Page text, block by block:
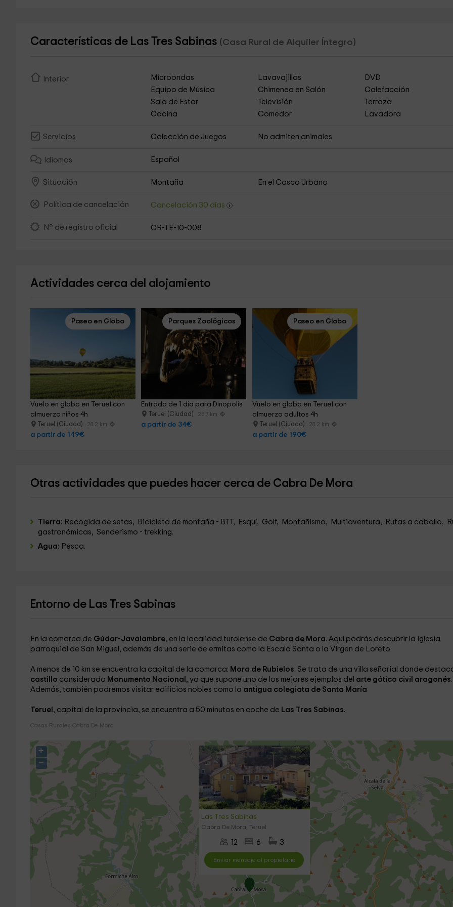
Características de Las Tres Sabinas (Casa Rural de Alquiler Íntegro)
Interior Microondas Lavavajillas
DVD
Equipo de Música
Chimenea en Salón
Calefacción
Sala de Estar
Televisión
Terraza
Cocina
Comedor Lavadora
Servicios Colección de Juegos No admiten animales
Idiomas Español
Situación Montaña En el Casco Urbano
Política de cancelación Cancelación 30 días
Nº de registro oficial CR-TE-10-008
Actividades cerca del alojamiento
Paseo en Globo
Vuelo en globo en Teruel con
almuerzo niños 4h
Teruel (Ciudad) 28.2 km
a partir de 149€
Parques Zoológicos
Entrada de 1 día para Dinopolis
Teruel (Ciudad) 25.7 km
a partir de 34€
Paseo en Globo
Vuelo en globo en Teruel con
almuerzo adultos 4h
Teruel (Ciudad) 28.2 km
a partir de 190€
Otras actividades que puedes hacer cerca de Cabra De Mora
Tierra: Recogida de setas, Bicicleta de montaña - BTT, Esquí, Golf, Montañismo, Multiaventura, Rutas a caballo,
gastronómicas, Senderismo - trekking.
Agua: Pesca.
Entorno de Las Tres Sabinas
En la comarca de Gúdar-Javalambre, en la localidad turolense de Cabra de Mora. Aquí podrás descubrir la Iglesia
parroquial de San Miguel, además de una serie de ermitas como la Escala Santa o la Virgen de Loreto.
A menos de 10 km se encuentra la capital de la comarca: Mora de Rubielos. Se trata de una villa señorial donde
castillo considerado Monumento Nacional , ya que supone uno de los mejores ejemplos del arte gótico civil aragonés.
Además, también podremos visitar edificios nobles como la antigua colegiata de Santa María
Teruel , capital de la provincia, se encuentra a 50 minutos en coche de Las Tres Sabinas.
Casas Rurales Cabra De Mora
Las Tres Sabinas
Cabra De Mora, Teruel
12 6 3
Enviar mensaje al propietario
+
−